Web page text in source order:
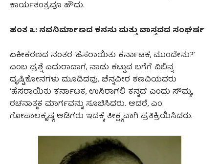
ಕಾರ್ಯತಂತ್ರವೂ ಹೌದು.
ಹಂತ ೩: ನವನಿರ್ಮಾಣದ ಕನಸು ಮತ್ತು ವಾಸ್ತವದ ಸಂಘರ್ಷ
ಏಕೀಕರಣದ ನಂತರ ‘ಹೆಸರಾಯಿತು ಕರ್ನಾಟಕ, ಮುಂದೇನು?’
ಎಂಬ ಪ್ರಶ್ನೆ ಎದುರಾದಾಗ, ನಾಡು ಕಟ್ಟುವ ಬಗೆಗೆ ವಿಭಿನ್ನ
ದೃಷ್ಟಿಕೋನಗಳು ಮೂಡಿದವು. ಚೆನ್ನವೀರ ಕಣವಿಯವರು
‘ಹೆಸರಾಯಿತು ಕರ್ನಾಟಕ, ಉಸಿರಾಗಲಿ ಕನ್ನಡ’ ಎಂದು ಸೌಮ್ಯ,
ರಚನಾತ್ಮಕ ಮಾರ್ಗವನ್ನು ಸೂಚಿಸಿದರು. ಆದರೆ, ಎಂ.
ಗೋಪಾಲಕೃಷ್ಣ ಅಡಿಗರು ಇದಕ್ಕೆ ತೀಕ್ಷ್ಣವಾಗಿ ಪ್ರತಿಕ್ರಿಯಿಸಿದರು.